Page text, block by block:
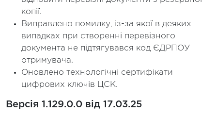
копії.
Виправлено помилку, із-за якої в деяких
випадках при створенні перевізного
документа не підтягувався код ЄДРПОУ
отримувача.
Оновлено технологічні сертифікати
цифрових ключів ЦСК.
Версія 1.129.0.0 від 17.03.25